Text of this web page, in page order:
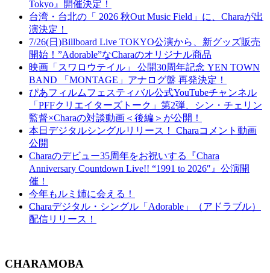
Tokyo』開催決定！
台湾・台北の「 2026 秋Out Music Field」に、Charaが出
演決定！
7/26(日)Billboard Live TOKYO公演から、新グッズ販売
開始！”Adorable”なCharaのオリジナル商品
映画「スワロウテイル」 公開30周年記念 YEN TOWN
BAND 「MONTAGE」アナログ盤 再発決定！
ぴあフィルムフェスティバル公式YouTubeチャンネル
「PFFクリエイターズトーク」第2弾、シン・チェリン
監督×Charaの対談動画＜後編＞が公開！
本日デジタルシングルリリース！ Charaコメント動画
公開
Charaのデビュー35周年をお祝いする『Chara
Anniversary Countdown Live!! “1991 to 2026″』公演開
催！
今年もルミ姉に会える！
Charaデジタル・シングル「Adorable」（アドラブル）
配信リリース！
CHARAMOBA